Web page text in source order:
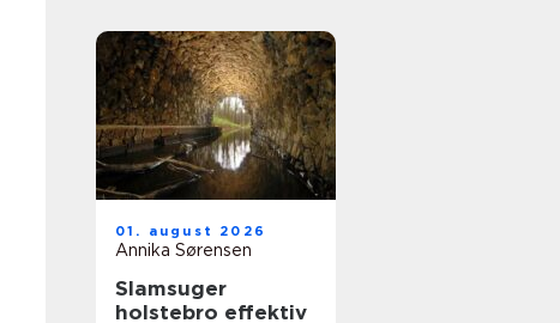
01. august 2026
Annika Sørensen
Slamsuger
holstebro effektiv